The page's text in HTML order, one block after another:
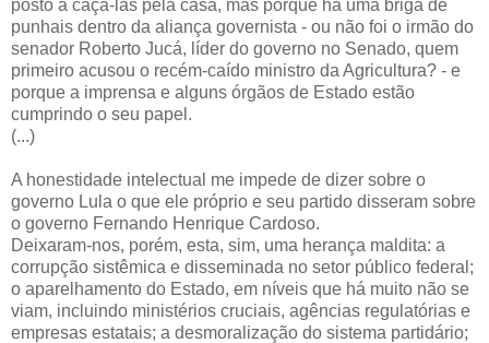
posto a caçá-las pela casa, mas porque há uma briga de
punhais dentro da aliança governista - ou não foi o irmão do
senador Roberto Jucá, líder do governo no Senado, quem
primeiro acusou o recém-caído ministro da Agricultura? - e
porque a imprensa e alguns órgãos de Estado estão
cumprindo o seu papel.
(...)
A honestidade intelectual me impede de dizer sobre o
governo Lula o que ele próprio e seu partido disseram sobre
o governo Fernando Henrique Cardoso.
Deixaram-nos, porém, esta, sim, uma herança maldita: a
corrupção sistêmica e disseminada no setor público federal;
o aparelhamento do Estado, em níveis que há muito não se
viam, incluindo ministérios cruciais, agências regulatórias e
empresas estatais; a desmoralização do sistema partidário;